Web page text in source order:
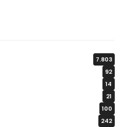
7.803
92
14
21
100
242